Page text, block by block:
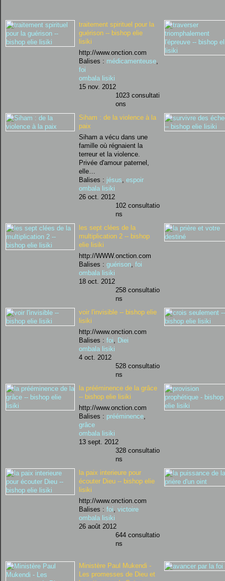
traitement spirituel pour la
guérison -- bishop elie
lisiki
http://www.onction.com
Balises : médicamenteuse,
foi
ombala lisiki
15 nov. 2012
1023 consultati
ons
Siham : de la violence à la
paix
Siham a vécu dans une
famille où régnaient la
terreur et la violence.
Privée d'amour paternel,
elle…
Balises : jésus, espoir
ombala lisiki
26 oct. 2012
102 consultatio
ns
les sept clées de la
multiplication 2 -- bishop
elie lisiki
http://WWW.onction.com
Balises : guérison, foi
ombala lisiki
18 oct. 2012
258 consultatio
ns
voir l'invisible -- bishop elie
lisiki
http://www.onction.com
Balises : foi, Diei
ombala lisiki
4 oct. 2012
528 consultatio
ns
la prééminence de la grâce
-- bishop elie lisiki
http://www.onction.com
Balises : prééminence,
grâce
ombala lisiki
13 sept. 2012
328 consultatio
ns
la paix interieure pour
écouter Dieu -- bishop elie
lisiki
http://www.onction.com
Balises : foi, victoire
ombala lisiki
26 août 2012
644 consultatio
ns
Ministère Paul Mukendi -
Les promesses de Dieu et